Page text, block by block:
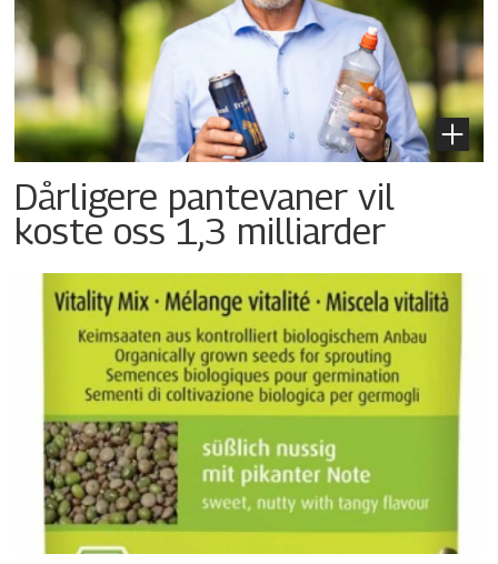
Dårligere pantevaner vil
koste oss 1,3 milliarder